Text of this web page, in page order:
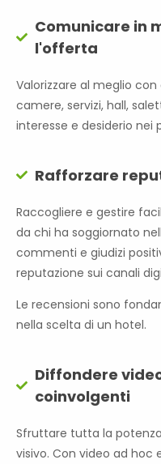
Comunicare in
l'offerta
Valorizzare al meglio
camere, servizi, hall,
interesse e desiderio nei
Rafforzare
Raccogliere e gestire
da chi ha soggiornato
commenti e giudizi
reputazione sui canali
Le recensioni sono
nella scelta di un hotel.
Diffondere
coinvolgenti
Sfruttare tutta la
visivo. Con video ad hoc